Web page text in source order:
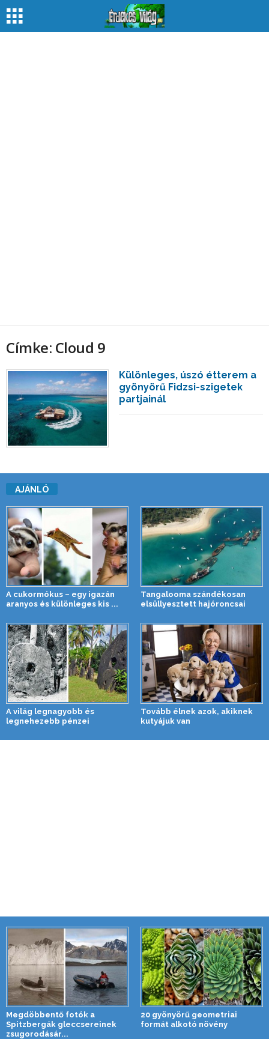
Címke: Cloud 9
Különleges, úszó étterem a
gyönyörű Fidzsi-szigetek
partjainál
AJÁNLÓ
A cukormókus – egy igazán
aranyos és különleges kis ...
Tangalooma szándékosan
elsüllyesztett hajóroncsai
A világ legnagyobb és
legnehezebb pénzei
Tovább élnek azok, akiknek
kutyájuk van
Megdöbbentő fotók a
Spitzbergák gleccsereinek
zsugorodásár...
20 gyönyörű geometriai
formát alkotó növény